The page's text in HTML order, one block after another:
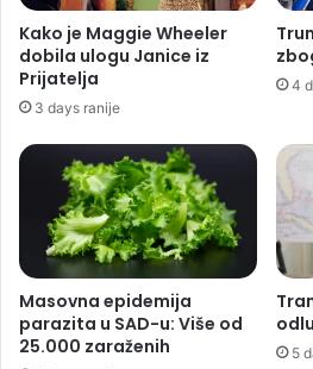
Kako je Maggie Wheeler
dobila ulogu Janice iz
Prijatelja
3 days ranije
4
Masovna epidemija
parazita u SAD-u: Više od
25.000 zaraženih
5